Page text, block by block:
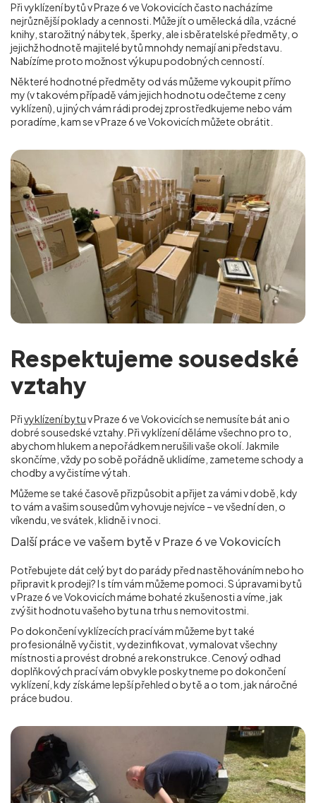
Při vyklízení bytů v Praze 6 ve Vokovicích často nacházíme
nejrůznější poklady a cennosti. Může jít o umělecká díla, vzácné
knihy, starožitný nábytek, šperky, ale i sběratelské předměty, o
jejichž hodnotě majitelé bytů mnohdy nemají ani představu.
Nabízíme proto možnost výkupu podobných cenností.
Některé hodnotné předměty od vás můžeme vykoupit přímo
my (v takovém případě vám jejich hodnotu odečteme z ceny
vyklízení), u jiných vám rádi prodej zprostředkujeme nebo vám
poradíme, kam sev Praze 6 ve Vokovicíchmůžete obrátit.
Respektujeme sousedské
vztahy
Přivyklízení bytuv Praze 6 ve Vokovicích se nemusíte bát ani o
dobré sousedské vztahy. Při vyklízení děláme všechno pro to,
abychom hlukem a nepořádkem nerušili vaše okolí. Jakmile
skončíme, vždy po sobě pořádně uklidíme, zameteme schody a
chodby a vyčistíme výtah.
Můžeme se také časově přizpůsobit a přijet za vámi v době, kdy
to vám a vašim sousedům vyhovuje nejvíce – ve všední den, o
víkendu, ve svátek, klidně i v noci.
Další práce ve vašem bytě v Praze 6 ve Vokovicích
Potřebujete dát celý byt do parády před nastěhováním nebo ho
připravit k prodeji? I s tím vám můžeme pomoci. S úpravami bytů
v Praze 6 ve Vokovicích máme bohaté zkušenosti a víme, jak
zvýšit hodnotu vašeho bytu na trhu s nemovitostmi.
Po dokončení vyklízecích prací vám můžeme byt také
profesionálně vyčistit, vydezinfikovat, vymalovat všechny
místnosti a provést drobné a rekonstrukce. Cenový odhad
doplňkových prací vám obvykle poskytneme po dokončení
vyklízení, kdy získáme lepší přehled o bytě a o tom, jak náročné
práce budou.